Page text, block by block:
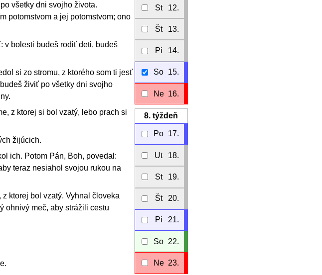
všetky dni svojho života.
potomstvom a jej potomstvom; ono
v bolesti budeš rodiť deti, budeš
si zo stromu, z ktorého som ti jesť
živiť po všetky dni svojho
z ktorej si bol vzatý, lebo prach si
žijúcich.
ich. Potom Pán, Boh, povedal:
teraz nesiahol svojou rukou na
ktorej bol vzatý. Vyhnal človeka
ohnivý meč, aby strážili cestu
St 12.
Št 13.
Pi 14.
So 15.
Ne 16.
8. týždeň
Po 17.
Ut 18.
St 19.
Št 20.
Pi 21.
So 22.
Ne 23.